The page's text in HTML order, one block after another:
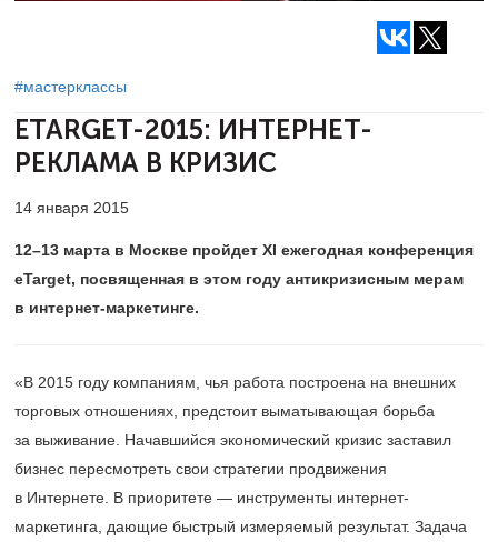
#мастерклассы
ETARGET-2015: ИНТЕРНЕТ-
РЕКЛАМА В КРИЗИС
14 января 2015
12–13 марта в Москве пройдет XI ежегодная конференция
eTarget, посвященная в этом году антикризисным мерам
в интернет-маркетинге.
«В 2015 году компаниям, чья работа построена на внешних
торговых отношениях, предстоит выматывающая борьба
за выживание. Начавшийся экономический кризис заставил
бизнес пересмотреть свои стратегии продвижения
в Интернете. В приоритете — инструменты интернет-
маркетинга, дающие быстрый измеряемый результат. Задача